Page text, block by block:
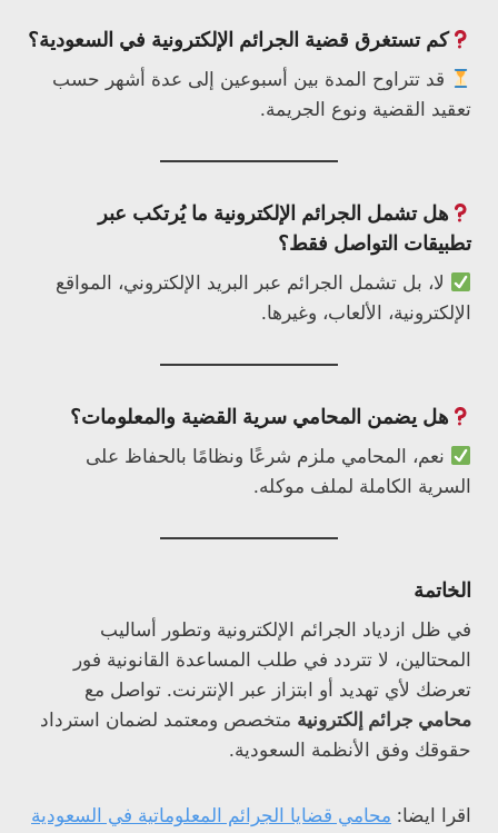
كم تستغرق قضية الجرائم الإلكترونية في السعودية؟
قد تتراوح المدة بين أسبوعين إلى عدة أشهر حسب
تعقيد القضية ونوع الجريمة.
هل تشمل الجرائم الإلكترونية ما يُرتكب عبر
تطبيقات التواصل فقط؟
لا، بل تشمل الجرائم عبر البريد الإلكتروني، المواقع
الإلكترونية، الألعاب، وغيرها.
هل يضمن المحامي سرية القضية والمعلومات؟
نعم، المحامي ملزم شرعًا ونظامًا بالحفاظ على
السرية الكاملة لملف موكله.
الخاتمة
في ظل ازدياد الجرائم الإلكترونية وتطور أساليب
المحتالين، لا تتردد في طلب المساعدة القانونية فور
تعرضك لأي تهديد أو ابتزاز عبر الإنترنت. تواصل مع
محامي جرائم إلكترونية متخصص ومعتمد لضمان استرداد
حقوقك وفق الأنظمة السعودية.
اقرا ايضا: محامي قضايا الجرائم المعلوماتية في السعودية